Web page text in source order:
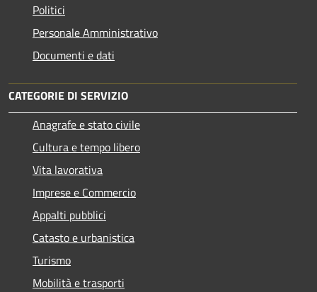
Politici
Personale Amministrativo
Documenti e dati
CATEGORIE DI SERVIZIO
Anagrafe e stato civile
Cultura e tempo libero
Vita lavorativa
Imprese e Commercio
Appalti pubblici
Catasto e urbanistica
Turismo
Mobilità e trasporti